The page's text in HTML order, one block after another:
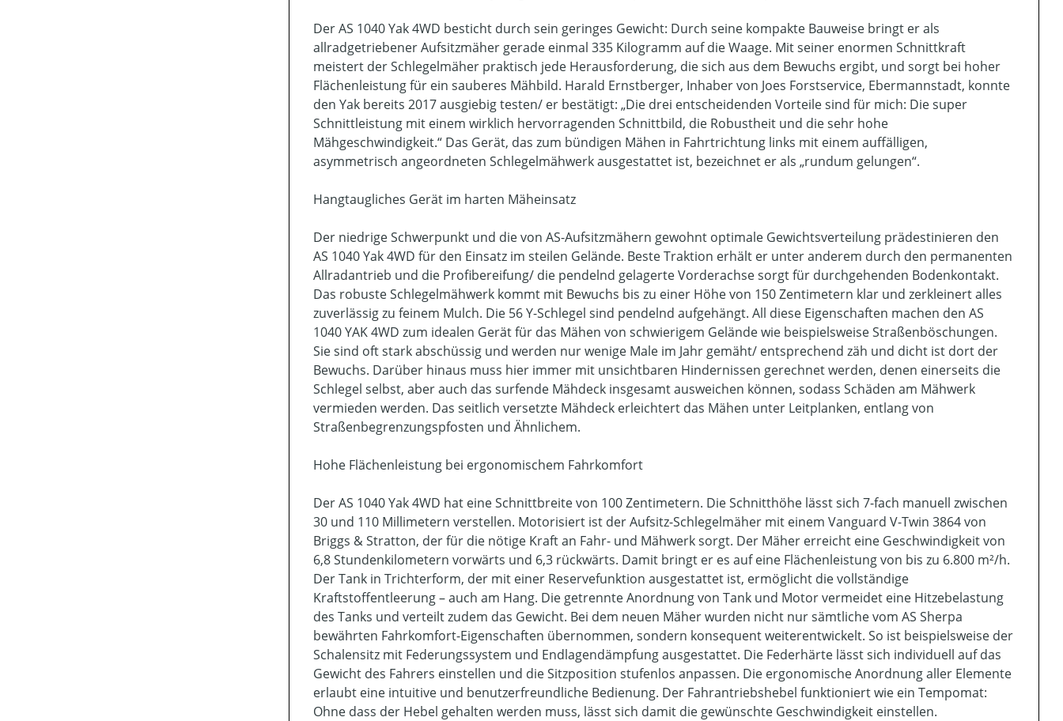
Der AS 1040 Yak 4WD besticht durch sein geringes Gewicht: Durch seine kompakte Bauweise bringt er als
allradgetriebener Aufsitzmäher gerade einmal 335 Kilogramm auf die Waage. Mit seiner enormen Schnittkraft
meistert der Schlegelmäher praktisch jede Herausforderung, die sich aus dem Bewuchs ergibt, und sorgt bei hoher
Flächenleistung für ein sauberes Mähbild. Harald Ernstberger, Inhaber von Joes Forstservice, Ebermannstadt, konnte
den Yak bereits 2017 ausgiebig testen/ er bestätigt: „Die drei entscheidenden Vorteile sind für mich: Die super
Schnittleistung mit einem wirklich hervorragenden Schnittbild, die Robustheit und die sehr hohe
Mähgeschwindigkeit.“ Das Gerät, das zum bündigen Mähen in Fahrtrichtung links mit einem auffälligen,
asymmetrisch angeordneten Schlegelmähwerk ausgestattet ist, bezeichnet er als „rundum gelungen“.
Hangtaugliches Gerät im harten Mäheinsatz
Der niedrige Schwerpunkt und die von AS-Aufsitzmähern gewohnt optimale Gewichtsverteilung prädestinieren den
AS 1040 Yak 4WD für den Einsatz im steilen Gelände. Beste Traktion erhält er unter anderem durch den permanenten
Allradantrieb und die Profibereifung/ die pendelnd gelagerte Vorderachse sorgt für durchgehenden Bodenkontakt.
Das robuste Schlegelmähwerk kommt mit Bewuchs bis zu einer Höhe von 150 Zentimetern klar und zerkleinert alles
zuverlässig zu feinem Mulch. Die 56 Y-Schlegel sind pendelnd aufgehängt. All diese Eigenschaften machen den AS
1040 YAK 4WD zum idealen Gerät für das Mähen von schwierigem Gelände wie beispielsweise Straßenböschungen.
Sie sind oft stark abschüssig und werden nur wenige Male im Jahr gemäht/ entsprechend zäh und dicht ist dort der
Bewuchs. Darüber hinaus muss hier immer mit unsichtbaren Hindernissen gerechnet werden, denen einerseits die
Schlegel selbst, aber auch das surfende Mähdeck insgesamt ausweichen können, sodass Schäden am Mähwerk
vermieden werden. Das seitlich versetzte Mähdeck erleichtert das Mähen unter Leitplanken, entlang von
Straßenbegrenzungspfosten und Ähnlichem.
Hohe Flächenleistung bei ergonomischem Fahrkomfort
Der AS 1040 Yak 4WD hat eine Schnittbreite von 100 Zentimetern. Die Schnitthöhe lässt sich 7-fach manuell zwischen
30 und 110 Millimetern verstellen. Motorisiert ist der Aufsitz-Schlegelmäher mit einem Vanguard V-Twin 3864 von
Briggs & Stratton, der für die nötige Kraft an Fahr- und Mähwerk sorgt. Der Mäher erreicht eine Geschwindigkeit von
6,8 Stundenkilometern vorwärts und 6,3 rückwärts. Damit bringt er es auf eine Flächenleistung von bis zu 6.800 m²/h.
Der Tank in Trichterform, der mit einer Reservefunktion ausgestattet ist, ermöglicht die vollständige
Kraftstoffentleerung – auch am Hang. Die getrennte Anordnung von Tank und Motor vermeidet eine Hitzebelastung
des Tanks und verteilt zudem das Gewicht. Bei dem neuen Mäher wurden nicht nur sämtliche vom AS Sherpa
bewährten Fahrkomfort-Eigenschaften übernommen, sondern konsequent weiterentwickelt. So ist beispielsweise der
Schalensitz mit Federungssystem und Endlagendämpfung ausgestattet. Die Federhärte lässt sich individuell auf das
Gewicht des Fahrers einstellen und die Sitzposition stufenlos anpassen. Die ergonomische Anordnung aller Elemente
erlaubt eine intuitive und benutzerfreundliche Bedienung. Der Fahrantriebshebel funktioniert wie ein Tempomat:
Ohne dass der Hebel gehalten werden muss, lässt sich damit die gewünschte Geschwindigkeit einstellen.